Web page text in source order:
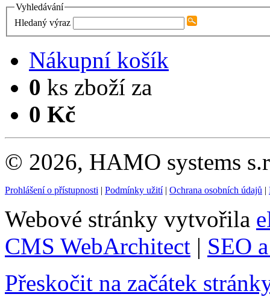
Vyhledávání
Hledaný výraz
Nákupní košík
0 ks zboží za
0 Kč
© 2026, HAMO systems
Prohlášení o přístupnosti | Podmínky užití| Ochrana osobních údajů |
Webové stránky vytvořila
CMS WebArchitect | SEO
Přeskočit na začátek